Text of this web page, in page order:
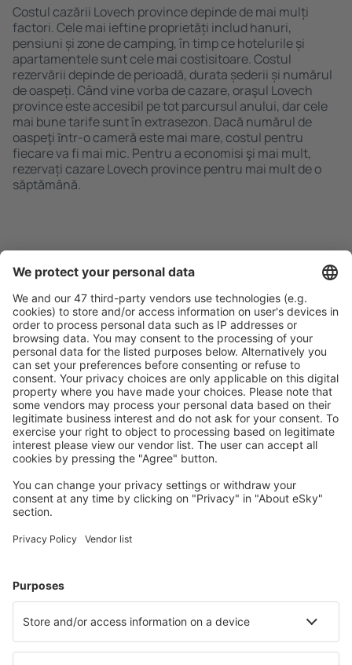
Costul cazării Lovech province depinde de mai mulți
factori. Cele mai ieftine proprietăți includ hanuri,
pensiuni și zone de camping, în timp ce hotelurile și
apartamentele sunt cele mai costisitoare. Costul
rezervării depinde de perioadă, durata șederii și numărul
de oaspeți. Când vine vorba de cazare, oraşul Lovech
province este accesibil pe tot parcursul anului, dar cele
mai bune tarife sunt în extrasezon. Dacă numărul de
oaspeţi ȋntr-o cameră este mai mare, costul pentru
fiecare va fi mai mic. Pentru a economisi şi mai mult,
rezervați cazare Lovech province pentru mai mult de o
săptămână.
Caută rapid şi uşor
Ofertă adaptată aşteptărilor tale.
Planifică ȋn siguranţă
Rezervare fără griji cu opțiune gratuită de anulare.
Economiseşte mai mult
Prețuri atractive și oferte speciale pentru utilizatorii
conectați.
Alege din peste 1,3 mil. de opţiuni: hoteluri, cabane,
apartamente și altele.
Cazare în Bulgaria - Orașe populare
Cazare în Sunny Beach Cazare în Sofia